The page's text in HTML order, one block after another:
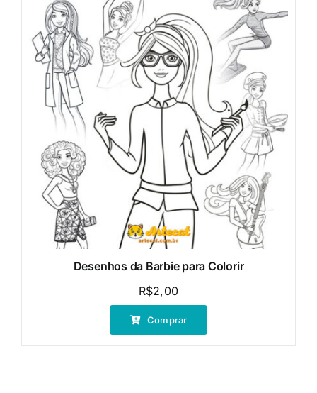
Desenhos da Barbie para Colorir
R$2,00
Comprar